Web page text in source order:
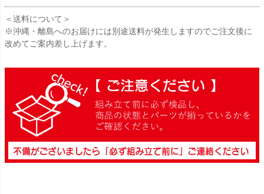
＜送料について＞
※沖縄・離島へのお届けには別途送料が発生しますのでご注文後に
改めてご案内差し上げます。